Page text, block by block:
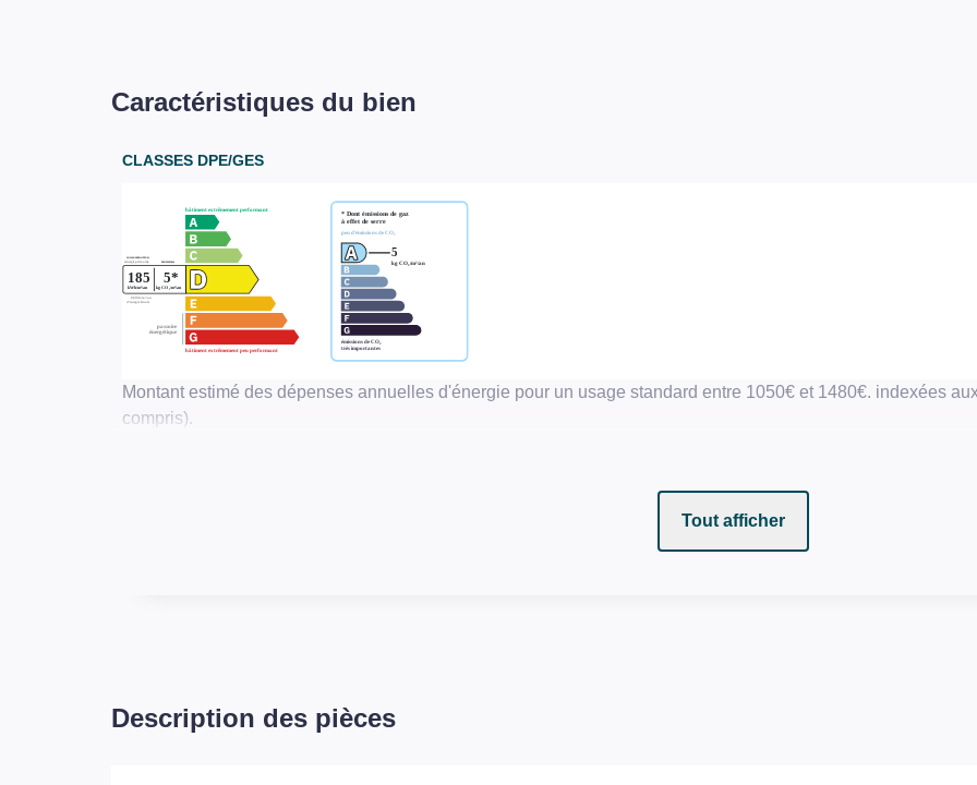
Caractéristiques du bien
CLASSES DPE/GES
Montant estimé des dépenses annuelles d'énergie pour un usage standard entre 1050€ et 1480€. indexées
compris).
Tout afficher
Description des pièces